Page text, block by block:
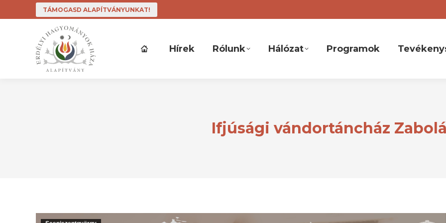
TÁMOGASD ALAPÍTVÁNYUNKAT!
Hírek Rólunk Hálózat Programok
Ifjúsági vándortáncház